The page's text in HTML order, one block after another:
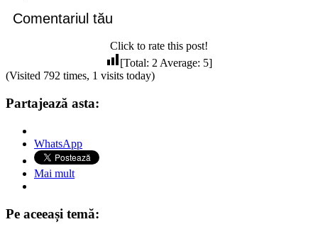
Comentariul tău
Click to rate this post!
[Total: 2Average: 5]
(Visited 792 times, 1 visits today)
Partajează asta:
WhatsApp
Mai mult
Pe aceeași temă: